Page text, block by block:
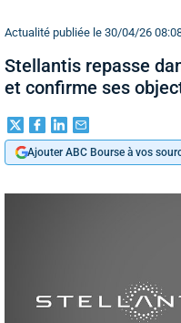
Actualité publiée le 30/04/26
Stellantis repasse
et confirme ses
Ajouter ABC Bourse à vos